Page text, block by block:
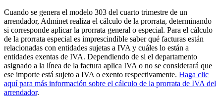
Cuando se genera el modelo 303 del cuarto trimestre de un
arrendador, Adminet realiza el cálculo de la prorrata, determinando
si corresponde aplicar la prorrata general o especial. Para el cálculo
de la prorrata especial es imprescindible saber qué facturas están
relacionadas con entidades sujetas a IVA y cuáles lo están a
entidades exentas de IVA. Dependiendo de si el departamento
asignado a la línea de la factura aplica IVA o no se considerará que
ese importe está sujeto a IVA o exento respectivamente. Haga clic
aquí para más información sobre el cálculo de la prorrata de IVA del
arrendador.